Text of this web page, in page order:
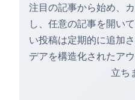
注目の記事から始め、
し、任意の記事を開い
い投稿は定期的に追加
デアを構造化されたア
立ち